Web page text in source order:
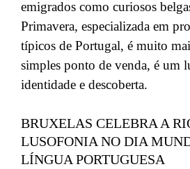
emigrados como curiosos
Primavera, especializada em
típicos de Portugal, é muito
simples ponto de venda, é um
identidade e descoberta.
BRUXELAS CELEBRA A
LUSOFONIA NO DIA
LÍNGUA PORTUGUESA